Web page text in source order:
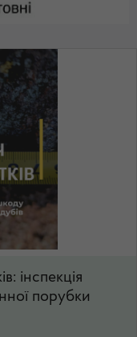
інспекція
порубки